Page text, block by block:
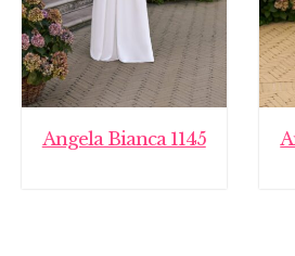
Angela Bianca 1145